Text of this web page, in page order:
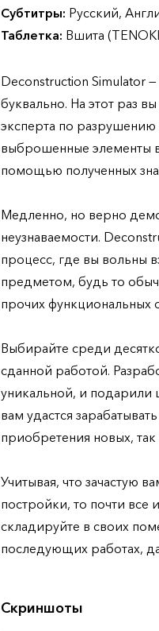
Субтитры: Русский,
Таблетка: Вшита
Deconstruction Simulator
буквально. На этот раз
эксперта по
выброшенные элементы
помощью полученных
Медленно, но верно
неузнаваемости.
процесс, где вы вольны
предметом, будь то
прочих функциональных
Выбирайте среди
сданной работой.
уникальной, и подарили
вам удастся
приобретения новых,
Учитывая, что зачастую
постройки, то почти
складируйте в своих
последующих работах,
Скриншоты